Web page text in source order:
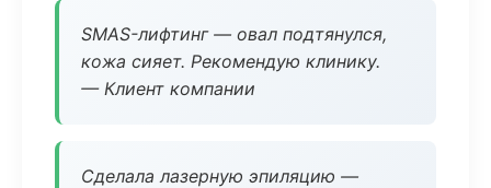
SMAS-лифтинг — овал подтянулся,
кожа сияет. Рекомендую клинику.
— Клиент компании
Сделала лазерную эпиляцию —